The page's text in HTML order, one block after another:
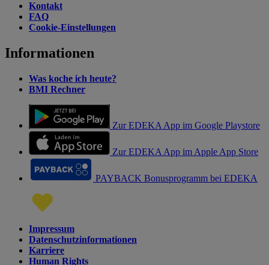
Kontakt
FAQ
Cookie-Einstellungen
Informationen
Was koche ich heute?
BMI Rechner
Zur EDEKA App im Google Playstore
Zur EDEKA App im Apple App Store
PAYBACK Bonusprogramm bei EDEKA
Impressum
Datenschutzinformationen
Karriere
Human Rights